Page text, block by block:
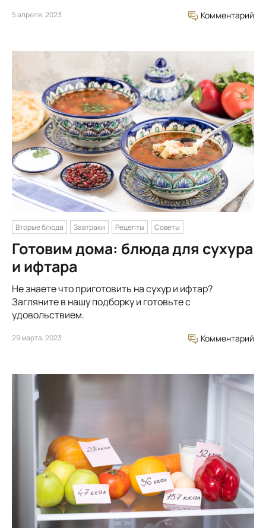
5 апреля, 2023 Комментарий
Вторые блюда Завтраки Рецепты Советы
Готовим дома: блюда для сухура
и ифтара
Не знаете что приготовить на сухур и ифтар?
Загляните в нашу подборку и готовьте с
удовольствием.
29 марта, 2023 Комментарий